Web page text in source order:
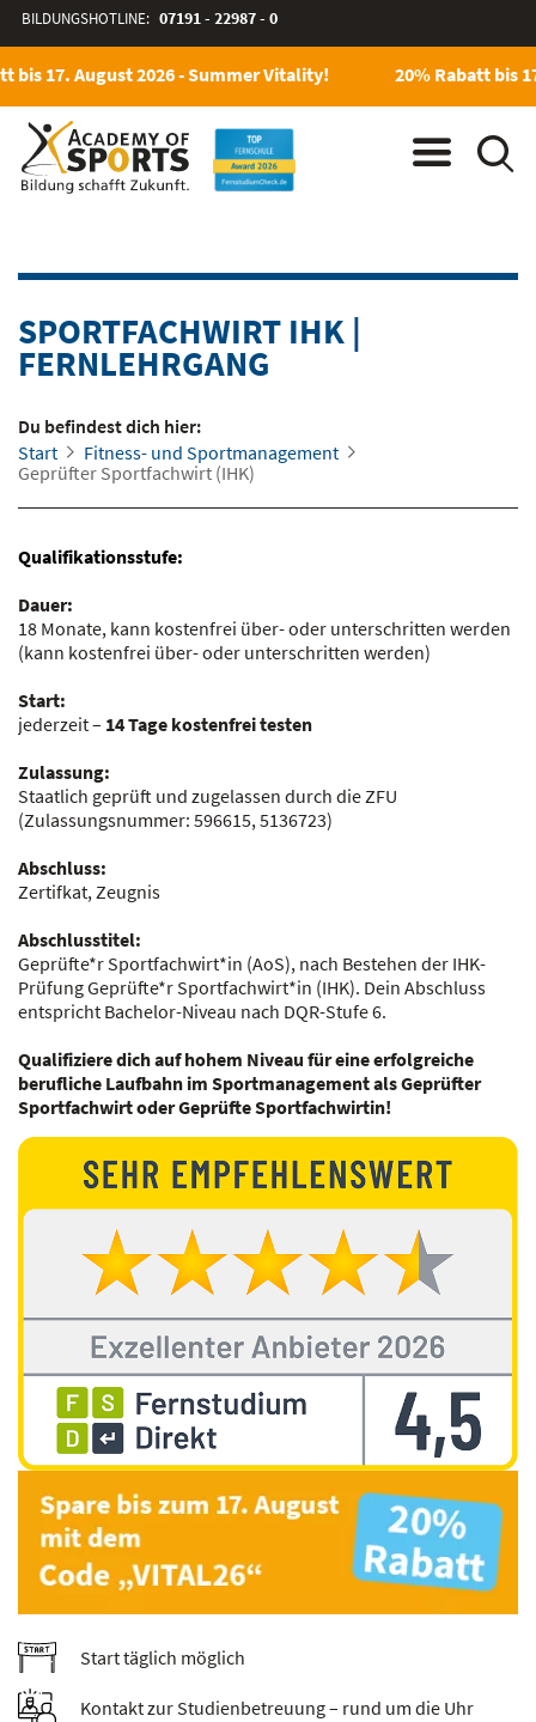
BILDUNGSHOTLINE: 07191 - 22987 - 0
bis 17. August 2026 - Summer Vitality! 20% Rabatt bis
SPORTFACHWIRT IHK |
FERNLEHRGANG
Du befindest dich hier:
Start
Fitness- und Sportmanagement
Geprüfter Sportfachwirt (IHK)
Qualifikationsstufe:
Dauer:
18 Monate, kann kostenfrei über- oder unterschritten werden
(kann kostenfrei über- oder unterschritten werden)
Start:
jederzeit – 14 Tage kostenfrei testen
Zulassung:
Staatlich geprüft und zugelassen durch die ZFU
(Zulassungsnummer: 596615, 5136723)
Abschluss:
Zertifkat, Zeugnis
Abschlusstitel:
Geprüfte*r Sportfachwirt*in (AoS), nach Bestehen der IHK-
Prüfung Geprüfte*r Sportfachwirt*in (IHK). Dein Abschluss
entspricht Bachelor-Niveau nach DQR-Stufe 6.
Qualifiziere dich auf hohem Niveau für eine erfolgreiche
berufliche Laufbahn im Sportmanagement als Geprüfter
Sportfachwirt oder Geprüfte Sportfachwirtin!
Start täglich möglich
Kontakt zur Studienbetreuung – rund um die Uhr